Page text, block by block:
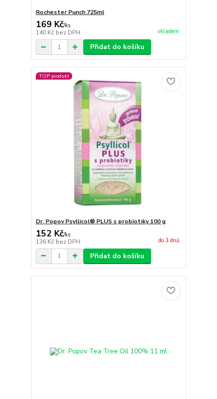
Rochester Punch 725ml
169 Kč/ks
140 Kč bez DPH skladem
Přidat do košíku
TOP produkt
Dr. Popov Psyllicol® PLUS s probiotiky 100 g
152 Kč/ks
136 Kč bez DPH do 3 dnů
Přidat do košíku